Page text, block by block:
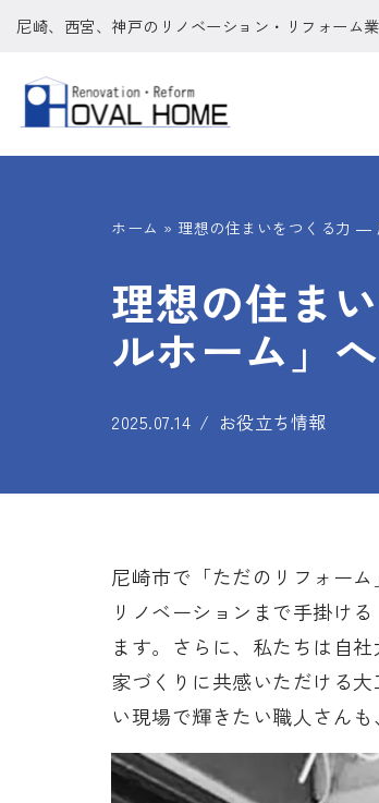
ン
テ
尼崎、西宮、神戸のリノベーション・リフォーム
ホーム » 理想の住まいをつくる力 ―
理想の住ま
ルホーム」
2025.07.14 お役立ち情報
尼崎市で「ただのリフォー
リノベーションまで手掛け
ます。さらに、私たちは自
家づくりに共感いただける
い現場で輝きたい職人さん